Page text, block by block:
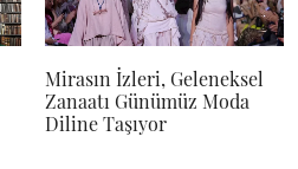
Mirasın İzleri, Geleneksel
Zanaatı Günümüz Moda
Diline Taşıyor